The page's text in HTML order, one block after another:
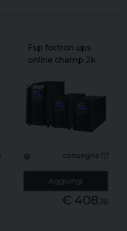
Fsp fortron ups
online champ 2k
1800w 230v
iecx4champ
ppf16a19
🟢 consegna
Aggiungi
€ 408,16